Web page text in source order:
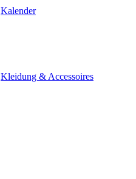
Kalender
Kleidung & Accessoires